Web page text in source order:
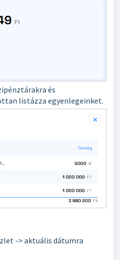
és
listázza egyenlegeinket.
-> aktuális dátumra